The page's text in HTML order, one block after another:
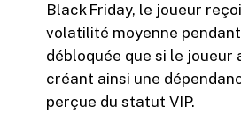
Black Friday, le joueur
volatilité moyenne
débloquée que si le joueur
créant ainsi une
perçue du statut VIP.